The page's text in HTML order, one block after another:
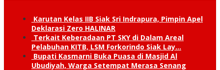
Karutan Kelas IIB Siak Sri Indrapura, Pimpin Apel
Deklarasi Zero HALINAR
Terkait Keberadaan PT SKY di Dalam Areal
Pelabuhan KITB, LSM Forkorindo Siak Lay…
Bupati Kasmarni Buka Puasa di Masjid Al
Ubudiyah, Warga Setempat Merasa Senang